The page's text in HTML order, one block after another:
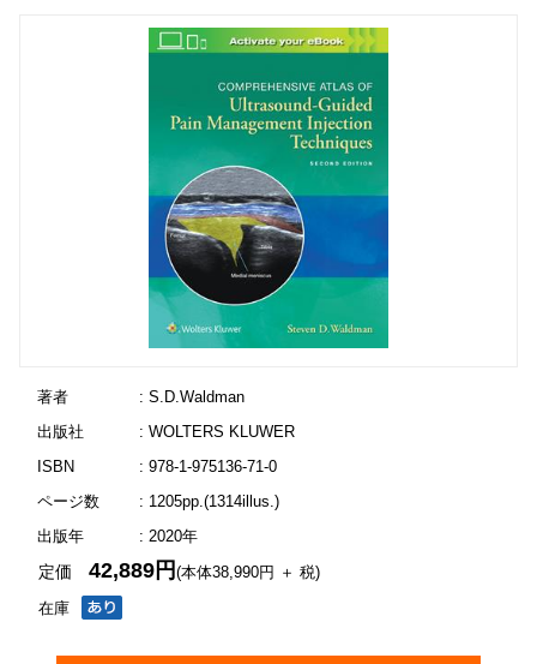
著者
: S.D.Waldman
出版社
: WOLTERS KLUWER
ISBN
: 978-1-975136-71-0
ページ数
: 1205pp.(1314illus.)
出版年
: 2020年
在庫
定価42,889円(本体38,990円 ＋ 税)